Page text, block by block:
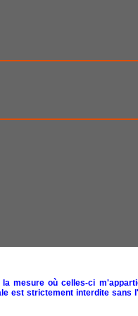
mesure où celles-ci
est strictement interdite sans